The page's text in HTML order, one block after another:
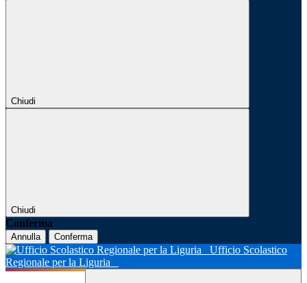
Chiudi
Chiudi
Conferma
Annulla Conferma
Ufficio Scolastico
Regionale per la Liguria